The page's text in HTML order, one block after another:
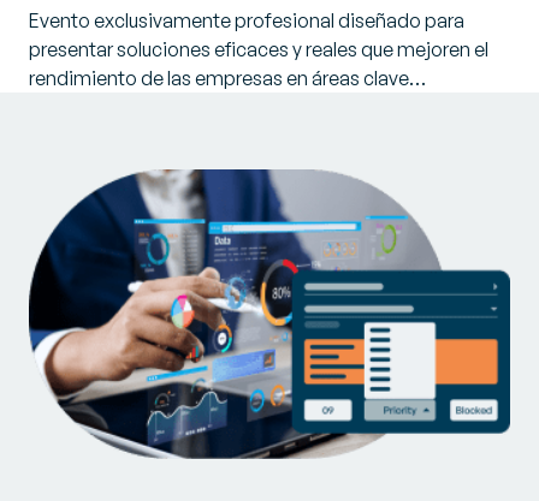
Evento exclusivamente profesional diseñado para
presentar soluciones eficaces y reales que mejoren el
rendimiento de las empresas en áreas clave…